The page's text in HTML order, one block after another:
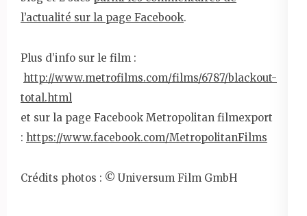
l’actualité sur la page Facebook.
Plus d’info sur le film :
http://www.metrofilms.com/films/6787/blackout-
total.html
et sur la page Facebook Metropolitan filmexport
: https://www.facebook.com/MetropolitanFilms
Crédits photos : © Universum Film GmbH